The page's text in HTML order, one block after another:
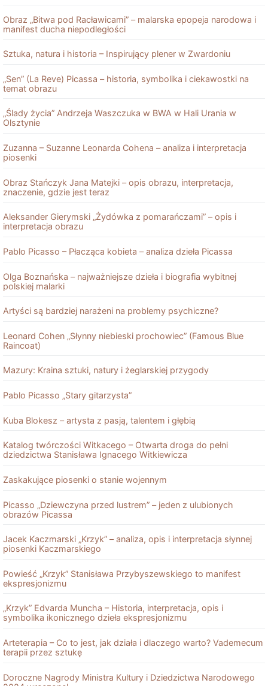
Obraz „Bitwa pod Racławicami” – malarska epopeja narodowa i
manifest ducha niepodległości
Sztuka, natura i historia – Inspirujący plener w Zwardoniu
„Sen” (La Reve) Picassa – historia, symbolika i ciekawostki na
temat obrazu
„Ślady życia” Andrzeja Waszczuka w BWA w Hali Urania w
Olsztynie
Zuzanna – Suzanne Leonarda Cohena – analiza i interpretacja
piosenki
Obraz Stańczyk Jana Matejki – opis obrazu, interpretacja,
znaczenie, gdzie jest teraz
Aleksander Gierymski „Żydówka z pomarańczami” – opis i
interpretacja obrazu
Pablo Picasso – Płacząca kobieta – analiza dzieła Picassa
Olga Boznańska – najważniejsze dzieła i biografia wybitnej
polskiej malarki
Artyści są bardziej narażeni na problemy psychiczne?
Leonard Cohen „Słynny niebieski prochowiec” (Famous Blue
Raincoat)
Mazury: Kraina sztuki, natury i żeglarskiej przygody
Pablo Picasso „Stary gitarzysta”
Kuba Blokesz – artysta z pasją, talentem i głębią
Katalog twórczości Witkacego – Otwarta droga do pełni
dziedzictwa Stanisława Ignacego Witkiewicza
Zaskakujące piosenki o stanie wojennym
Picasso „Dziewczyna przed lustrem” – jeden z ulubionych
obrazów Picassa
Jacek Kaczmarski „Krzyk” – analiza, opis i interpretacja słynnej
piosenki Kaczmarskiego
Powieść „Krzyk” Stanisława Przybyszewskiego to manifest
ekspresjonizmu
„Krzyk” Edvarda Muncha – Historia, interpretacja, opis i
symbolika ikonicznego dzieła ekspresjonizmu
Arteterapia – Co to jest, jak działa i dlaczego warto? Vademecum
terapii przez sztukę
Doroczne Nagrody Ministra Kultury i Dziedzictwa Narodowego